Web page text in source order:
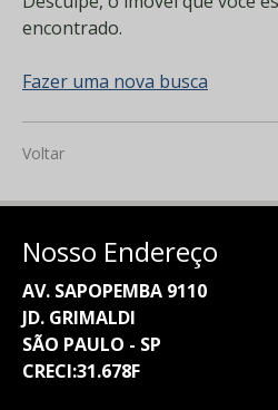
encontrado.
Fazer uma nova busca
Voltar
Nosso Endereço
AV. SAPOPEMBA 9110
JD. GRIMALDI
SÃO PAULO - SP
CRECI:31.678F